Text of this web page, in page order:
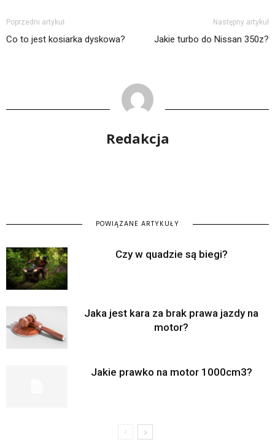
Poprzedni artykuł
Co to jest kosiarka dyskowa?
Następny artykuł
Jakie turbo do Nissan 350z?
Redakcja
POWIĄZANE ARTYKUŁY
Czy w quadzie są biegi?
Jaka jest kara za brak prawa jazdy na
motor?
Jakie prawko na motor 1000cm3?